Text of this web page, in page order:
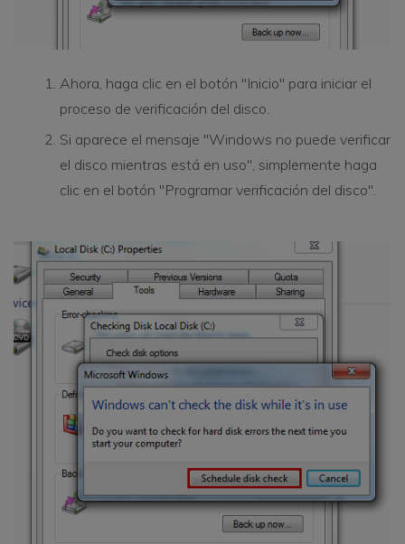
Ahora, haga clic en el botón "Inicio" para iniciar el
proceso de verificación del disco.
Si aparece el mensaje "Windows no puede verificar
el disco mientras está en uso", simplemente haga
clic en el botón "Programar verificación del disco".